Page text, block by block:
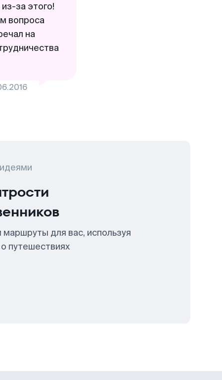
за этого!
вопроса
на
для вас, используя
путешествиях